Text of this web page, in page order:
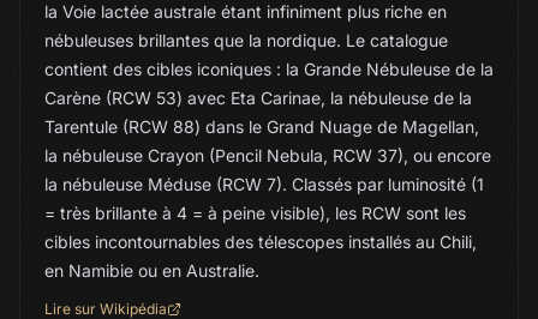
la Voie lactée australe étant infiniment plus riche en
nébuleuses brillantes que la nordique. Le catalogue
contient des cibles iconiques : la Grande Nébuleuse de la
Carène (RCW 53) avec Eta Carinae, la nébuleuse de la
Tarentule (RCW 88) dans le Grand Nuage de Magellan,
la nébuleuse Crayon (Pencil Nebula, RCW 37), ou encore
la nébuleuse Méduse (RCW 7). Classés par luminosité (1
= très brillante à 4 = à peine visible), les RCW sont les
cibles incontournables des télescopes installés au Chili,
en Namibie ou en Australie.
Lire sur Wikipédia